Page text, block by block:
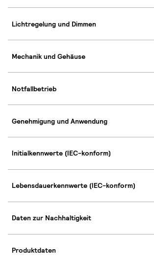
Lichtregelung und Dimmen
Mechanik und Gehäuse
Notfallbetrieb
Genehmigung und Anwendung
Initialkennwerte (IEC-konform)
Lebensdauerkennwerte (IEC-konform)
Daten zur Nachhaltigkeit
Produktdaten